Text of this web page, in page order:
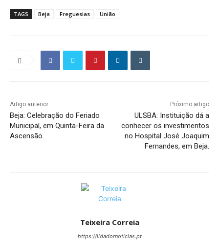
TAGS Beja Freguesias União
Artigo anterior
Beja: Celebração do Feriado
Municipal, em Quinta-Feira da
Ascensão.
Próximo artigo
ULSBA: Instituição dá a
conhecer os investimentos
no Hospital José Joaquim
Fernandes, em Beja.
Teixeira Correia
https://lidadornoticias.pt